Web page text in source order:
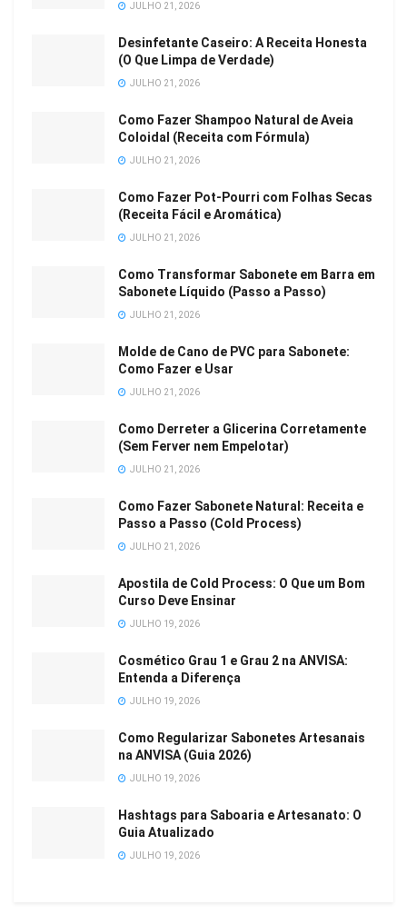
JULHO 21, 2026
Desinfetante Caseiro: A Receita Honesta
(O Que Limpa de Verdade)
JULHO 21, 2026
Como Fazer Shampoo Natural de Aveia
Coloidal (Receita com Fórmula)
JULHO 21, 2026
Como Fazer Pot-Pourri com Folhas Secas
(Receita Fácil e Aromática)
JULHO 21, 2026
Como Transformar Sabonete em Barra em
Sabonete Líquido (Passo a Passo)
JULHO 21, 2026
Molde de Cano de PVC para Sabonete:
Como Fazer e Usar
JULHO 21, 2026
Como Derreter a Glicerina Corretamente
(Sem Ferver nem Empelotar)
JULHO 21, 2026
Como Fazer Sabonete Natural: Receita e
Passo a Passo (Cold Process)
JULHO 21, 2026
Apostila de Cold Process: O Que um Bom
Curso Deve Ensinar
JULHO 19, 2026
Cosmético Grau 1 e Grau 2 na ANVISA:
Entenda a Diferença
JULHO 19, 2026
Como Regularizar Sabonetes Artesanais
na ANVISA (Guia 2026)
JULHO 19, 2026
Hashtags para Saboaria e Artesanato: O
Guia Atualizado
JULHO 19, 2026